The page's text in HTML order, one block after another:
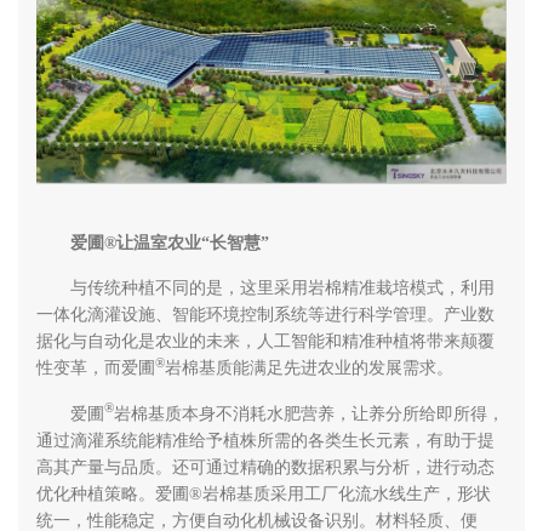
爱圃®让温室农业“长智慧”
与传统种植不同的是，这里采用岩棉精准栽培模式，利用
一体化滴灌设施、智能环境控制系统等进行科学管理。产业数
据化与自动化是农业的未来，人工智能和精准种植将带来颠覆
性变革，而爱圃 ®岩棉基质能满足先进农业的发展需求。
爱圃®岩棉基质本身不消耗水肥营养，让养分所给即所得，
通过滴灌系统能精准给予植株所需的各类生长元素，有助于提
高其产量与品质。还可通过精确的数据积累与分析，进行动态
优化种植策略。爱圃®岩棉基质采用工厂化流水线生产，形状
统一，性能稳定，方便自动化机械设备识别。材料轻质、便